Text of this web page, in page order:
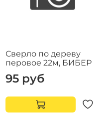
Сверло по дереву
перовое 22м, БИБЕР
95 руб